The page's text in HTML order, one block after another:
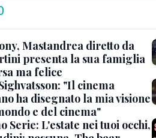
Mastandrea diretto da
presenta la sua famiglia
ma felice
"Il cinema
ha disegnato la mia visione
e del cinema"
Serie: L'estate nei tuoi occhi,